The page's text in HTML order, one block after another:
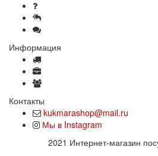
Информация
Контакты
kukmarashop@mail.ru
Мы в Instagram
2021 Интернет-магазин